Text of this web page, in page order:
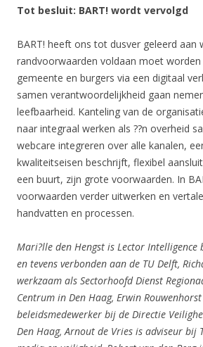
Tot besluit: BART! wordt vervolgd
BART! heeft ons tot dusver geleerd aan
randvoorwaarden voldaan moet worden
gemeente en burgers via een digitaal
samen verantwoordelijkheid gaan
leefbaarheid. Kanteling van de
naar integraal werken als ??n overheid
webcare integreren over alle kanalen,
kwaliteitseisen beschrijft, flexibel
een buurt, zijn grote voorwaarden. In
voorwaarden verder uitwerken en
handvatten en processen.
Mari?lle den Hengst is Lector Intelligence
en tevens verbonden aan de TU Delft,
werkzaam als Sectorhoofd Dienst
Centrum in Den Haag, Erwin
beleidsmedewerker bij de Directie
Den Haag, Arnout de Vries is adviseur bij